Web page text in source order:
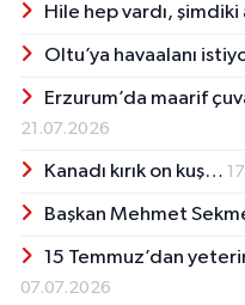
Hile hep vardı, şimdiki
Oltu’ya havaalanı
Erzurum’da maarif
21.07.2026
Kanadı kırık on kuş…
Başkan Mehmet
15 Temmuz’dan
07.07.2026